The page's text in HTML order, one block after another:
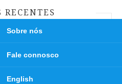
RECENTES
para Video
Dispositivos Safire
Sobre nós
Fale connosco
English